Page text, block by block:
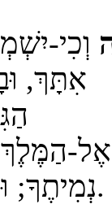
וְכִי-
אִתָּךְ,
אֶל-
נְמִיתֶךָ; וּמַה-דִּבֶּר אֵלֶיךָ, הַמֶּלֶךְ.